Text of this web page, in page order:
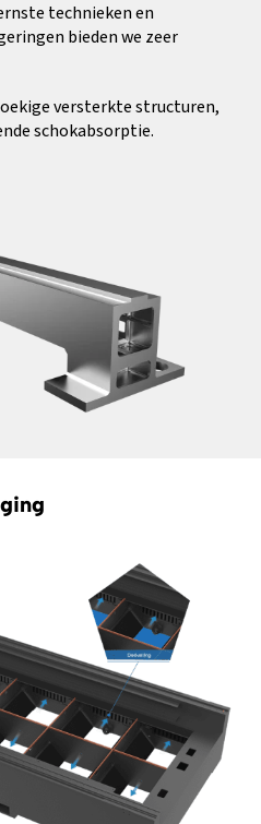
technieken en
bieden we zeer
versterkte structuren,
schokabsorptie.